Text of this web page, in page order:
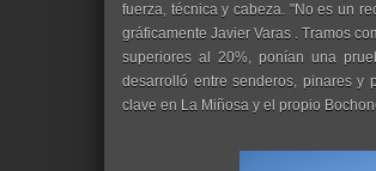
fuerza, técnica y cabeza. "No es un
gráficamente Javier Varas . Tramos
superiores al 20%, ponían una
desarrolló entre senderos, pinares y
clave en La Miñosa y el propio